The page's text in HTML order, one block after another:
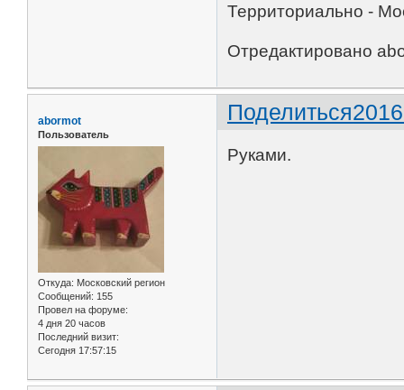
Территориально -
Отредактировано
Поделиться
abormot
Пользователь
Откуда: Московский регион
Сообщений: 155
Провел на форуме:
4 дня 20 часов
Последний визит:
Сегодня 17:57:15
Руками.